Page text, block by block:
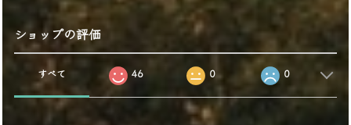
ショップの評価
すべて 46 0 0